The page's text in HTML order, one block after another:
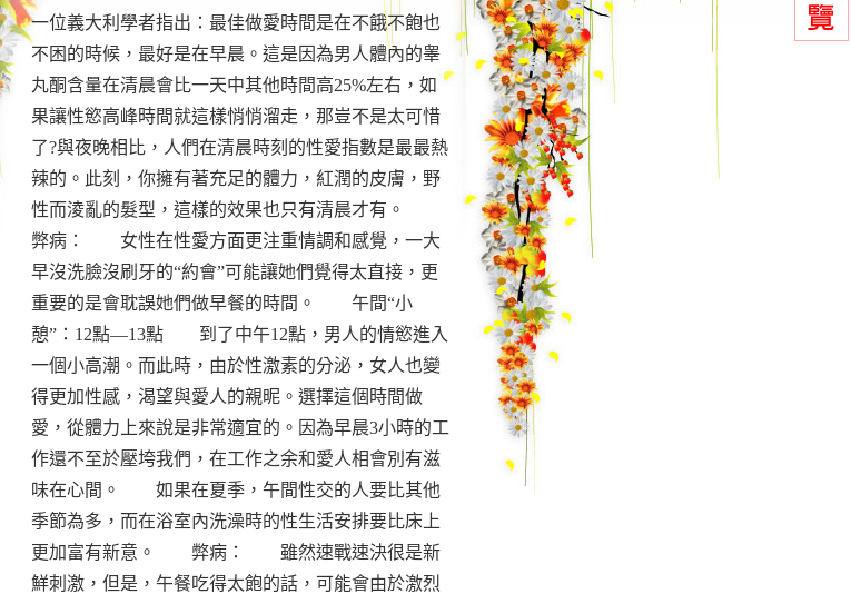
一位義大利學者指出：最佳做愛時間是在不餓不飽也
不困的時候，最好是在早晨。這是因為男人體內的睾
丸酮含量在清晨會比一天中其他時間高25%左右，如
果讓性慾高峰時間就這樣悄悄溜走，那豈不是太可惜
了?與夜晚相比，人們在清晨時刻的性愛指數是最最熱
辣的。此刻，你擁有著充足的體力，紅潤的皮膚，野
性而淩亂的髮型，這樣的效果也只有清晨才有。
弊病： 女性在性愛方面更注重情調和感覺，一大
早沒洗臉沒刷牙的“約會”可能讓她們覺得太直接，更
重要的是會耽誤她們做早餐的時間。 午間“小
憩”：12點—13點 到了中午12點，男人的情慾進入
一個小高潮。而此時，由於性激素的分泌，女人也變
得更加性感，渴望與愛人的親昵。選擇這個時間做
愛，從體力上來說是非常適宜的。因為早晨3小時的工
作還不至於壓垮我們，在工作之余和愛人相會別有滋
味在心間。 如果在夏季，午間性交的人要比其他
季節為多，而在浴室內洗澡時的性生活安排要比床上
更加富有新意。 弊病： 雖然速戰速決很是新
鮮刺激，但是，午餐吃得太飽的話，可能會由於激烈